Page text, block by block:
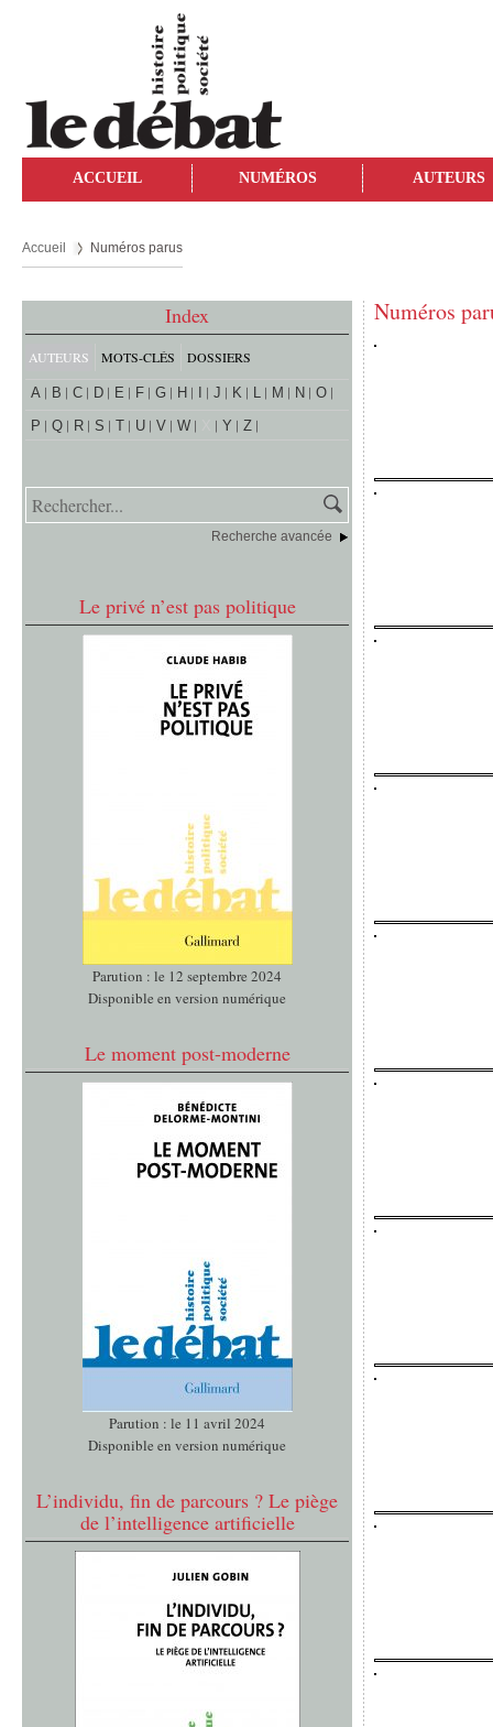
ACCUEIL NUMÉROS AUTEURS
Accueil Numéros parus
Index
AUTEURS MOTS-CLÉS DOSSIERS
A B C D E F G H J K L M N
O
P
Q R S T U V W Y Z
Recherche avancée
Le privé n’est pas politique
Parution : le 12 septembre 2024
Disponible en version numérique
Le moment post-moderne
Parution : le 11 avril 2024
Disponible en version numérique
L’individu, fin de parcours ? Le piège
de l’intelligence artificielle
Numéros